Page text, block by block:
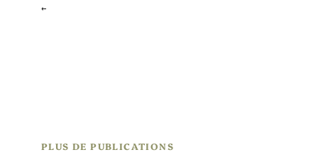
←
PLUS DE PUBLICATIONS